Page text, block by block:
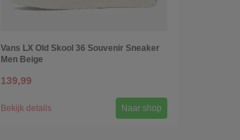
Vans LX Old Skool 36 Souvenir Sneaker
Men Beige
139,99
Bekijk details Naar shop